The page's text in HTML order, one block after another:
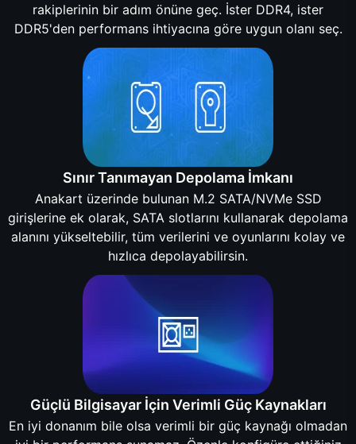
rakiplerinin bir adım önüne geç. İster DDR4, ister
DDR5'den performans ihtiyacına göre uygun olanı seç.
Sınır Tanımayan Depolama İmkanı
Anakart üzerinde bulunan M.2 SATA/NVMe SSD
girişlerine ek olarak, SATA slotlarını kullanarak depolama
alanını yükseltebilir, tüm verilerini ve oyunlarını kolay ve
hızlıca depolayabilirsin.
Güçlü Bilgisayar İçin Verimli Güç Kaynakları
En iyi donanım bile olsa verimli bir güç kaynağı olmadan